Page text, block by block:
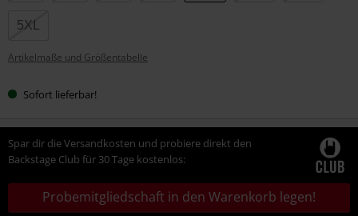
5XL
Artikelmaße und Größentabelle
Sofort lieferbar!
Spar dir die Versandkosten und probiere direkt den
Backstage Club für 30 Tage kostenlos:
Probemitgliedschaft in den Warenkorb legen!